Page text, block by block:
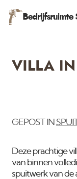
Bedrijfsruimte
VILLA IN
GEPOST IN
Deze prachtige
van binnen
spuitwerk van de